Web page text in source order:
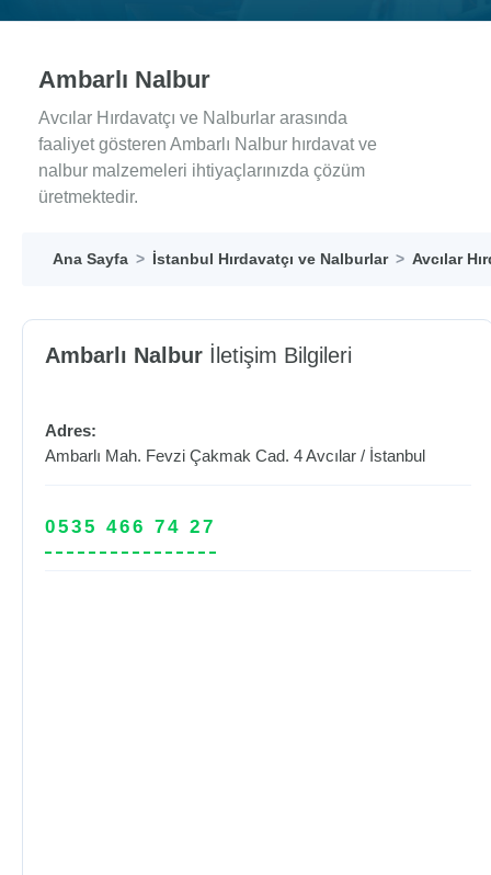
Ambarlı Nalbur
Avcılar Hırdavatçı ve Nalburlar arasında
faaliyet gösteren Ambarlı Nalbur hırdavat ve
nalbur malzemeleri ihtiyaçlarınızda çözüm
üretmektedir.
Ana Sayfa İstanbul Hırdavatçı ve Nalburlar Avcılar
Ambarlı Nalbur İletişim Bilgileri
Adres:
Ambarlı Mah. Fevzi Çakmak Cad. 4Avcılar / İstanbul
0535 466 74 27